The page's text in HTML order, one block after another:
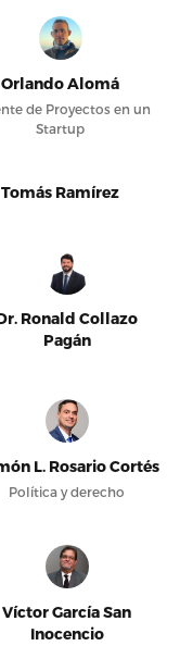
Orlando Alomá
de Proyectos en un
Startup
Tomás Ramírez
Ronald Collazo
Pagán
L. Rosario Cortés
Política y derecho
Víctor García San
Inocencio